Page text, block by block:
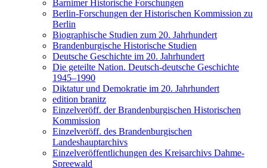
Barnimer Historische Forschungen
Berlin-Forschungen der Historischen Kommission zu
Berlin
Biographische Studien zum 20. Jahrhundert
Brandenburgische Historische Studien
Deutsche Geschichte im 20. Jahrhundert
Die geteilte Nation. Deutsch-deutsche Geschichte
1945–1990
Diktatur und Demokratie im 20. Jahrhundert
edition branitz
Einzelveröff. der Brandenburgischen Historischen
Kommission
Einzelveröff. des Brandenburgischen
Landeshauptarchivs
Einzelveröffentlichungen des Kreisarchivs Dahme-
Spreewald